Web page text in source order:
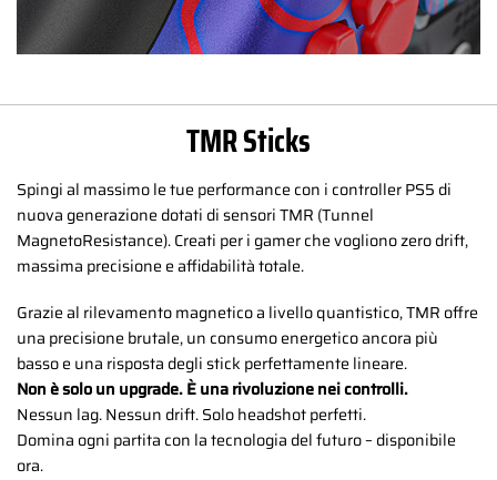
TMR Sticks
Spingi al massimo le tue performance con i controller PS5 di
nuova generazione dotati di sensori TMR (Tunnel
MagnetoResistance). Creati per i gamer che vogliono zero drift,
massima precisione e affidabilità totale.
Grazie al rilevamento magnetico a livello quantistico, TMR offre
una precisione brutale, un consumo energetico ancora più
basso e una risposta degli stick perfettamente lineare.
Non è solo un upgrade. È una rivoluzione nei controlli.
Nessun lag. Nessun drift. Solo headshot perfetti.
Domina ogni partita con la tecnologia del futuro – disponibile
ora.